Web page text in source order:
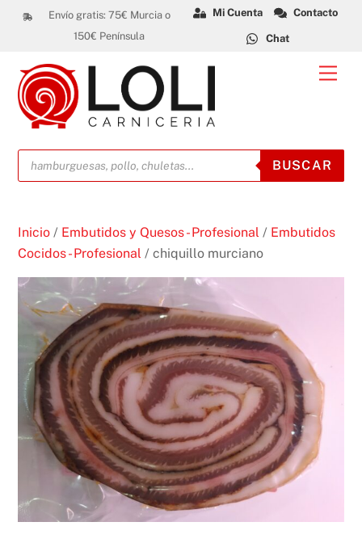
Skip
Envío gratis: 75€ Murcia o
150€ Península
Mi Cuenta Contacto
Chat
Búsqueda
de
productos
BUSCAR
Inicio / Embutidos y Quesos - Profesional / Embutidos
Cocidos - Profesional / chiquillo murciano